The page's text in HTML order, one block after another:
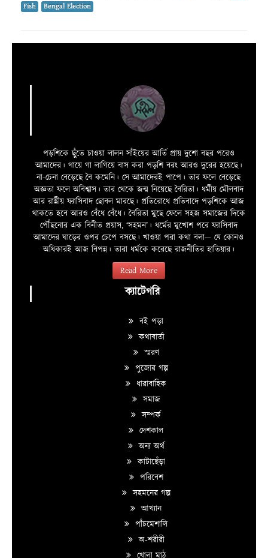
Fish
Bengal Election
পড়শিকে ছুঁতে চাওয়া লালন সাঁইয়ের আর্তি প্রায় দুশো বছর পরেও
আমাদের। গায়ে গা লাগিয়ে বাস করা পড়শি বরং আরও দুরের হয়েছে।
না-চেনা বেড়েছে বৈ কমেনি। সে আমাদেরই পাপে। তার ফলে বেড়েছে
অজ্ঞতা ফলে অবিশ্বাস। তার থেকে জন্ম নিয়েছে বৈরিতা। ধর্মীয় মৌলবাদ
আর রাষ্ট্রীয় ফ্যাসিবাদ ছোবল মারছে। প্রতিরোধে প্রতিবাদে পড়শিকে আজ
থাকতে হবে আরও বেঁধে বেঁধে। বৈরিতা মুছে ফেলে সহজ সমাজের দিকে
পৌঁছনোর এক বিনীত প্রয়াস, ‘সহমন’। ধর্মের মুখোশ পরে ফ্যাসিবাদ
আমাদের ঘাড়ের ওপর চেপে বসছে। খাওয়া পরা কথা বলা—­­ যে কোনও
অধিকারই আজ বিপন্ন। তারা ধর্মকে করেছে রাজনীতির হাতিয়ার।
Read More
ক্যাটেগরি
বই পড়া
কথাবার্তা
স্মরণ
পুজোর গল্প
ধারাবাহিক
সমাজ
সম্পর্ক
দেশকাল
অন্য অর্থ
কাটাছেঁড়া
পরিবেশ
সহমনের গল্প
আখ্যান
পাঁচমেশালি
অ-শরীরী